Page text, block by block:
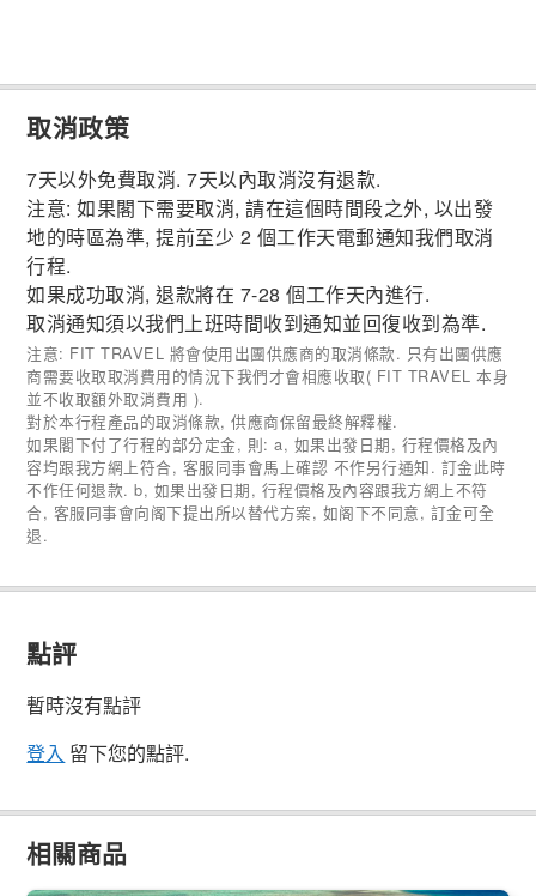
取消政策
7天以外免費取消. 7天以內取消沒有退款.
注意: 如果閣下需要取消, 請在這個時間段之外, 以出發
地的時區為準, 提前至少 2 個工作天電郵通知我們取消
行程.
如果成功取消, 退款將在 7-28 個工作天內進行.
取消通知須以我們上班時間收到通知並回復收到為準.
注意: FIT TRAVEL 將會使用出團供應商的取消條款. 只有出團供應
商需要收取取消費用的情況下我們才會相應收取( FIT TRAVEL 本身
並不收取額外取消費用 ).
對於本行程產品的取消條款, 供應商保留最終解釋權.
如果閣下付了行程的部分定金, 則: a, 如果出發日期, 行程價格及內
容均跟我方網上符合, 客服同事會馬上確認 不作另行通知. 訂金此時
不作任何退款. b, 如果出發日期, 行程價格及內容跟我方網上不符
合, 客服同事會向阁下提出所以替代方案, 如阁下不同意, 訂金可全
退.
點評
暫時沒有點評
登入 留下您的點評.
相關商品